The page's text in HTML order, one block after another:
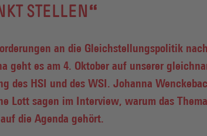
STELLEN“
an die Gleichstellungspolitik nach
geht es am 4. Oktober auf unserer
des HSI und des WSI. Johanna
Lott sagen im Interview, warum das
die Agenda gehört.